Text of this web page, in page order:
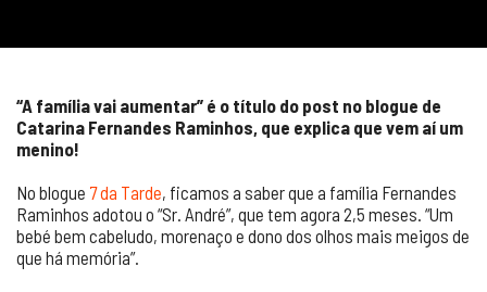
“A família vai aumentar” é o título do post no blogue de
Catarina Fernandes Raminhos, que explica que vem aí um
menino!
No blogue 7 da Tarde, ficamos a saber que a família Fernandes
Raminhos adotou o “Sr. André”, que tem agora 2,5 meses. “Um
bebé bem cabeludo, morenaço e dono dos olhos mais meigos de
que há memória”.